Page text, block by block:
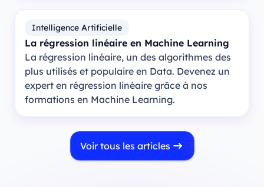
Intelligence Artificielle
La régression linéaire en Machine Learning
La régression linéaire, un des algorithmes des
plus utilisés et populaire en Data. Devenez un
expert en régression linéaire grâce à nos
formations en Machine Learning.
Voir tous les articles